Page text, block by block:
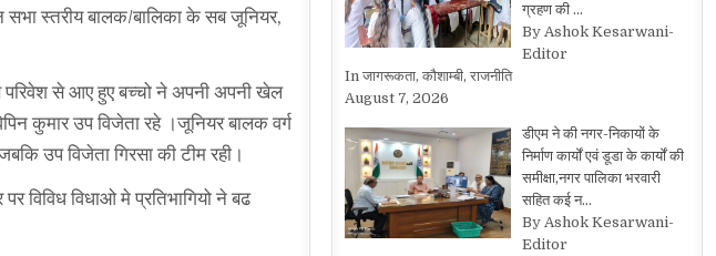
सभा स्तरीय बालक/बालिका के सब जूनियर,
परिवेश से आए हुए बच्चो ने अपनी अपनी खेल
कुमार उप विजेता रहे ।जूनियर बालक वर्ग
उप विजेता गिरसा की टीम रही।
विविध विधाओ मे प्रतिभागियो ने बढ
ग्रहण की …
By Ashok Kesarwani-
Editor
In जागरूकता, कौशाम्बी, राजनीति
August 7, 2026
डीएम ने की नगर-निकायों के
निर्माण कार्यों एवं डूडा के कार्यों की
समीक्षा,नगर पालिका भरवारी
सहित कई न…
By Ashok Kesarwani-
Editor